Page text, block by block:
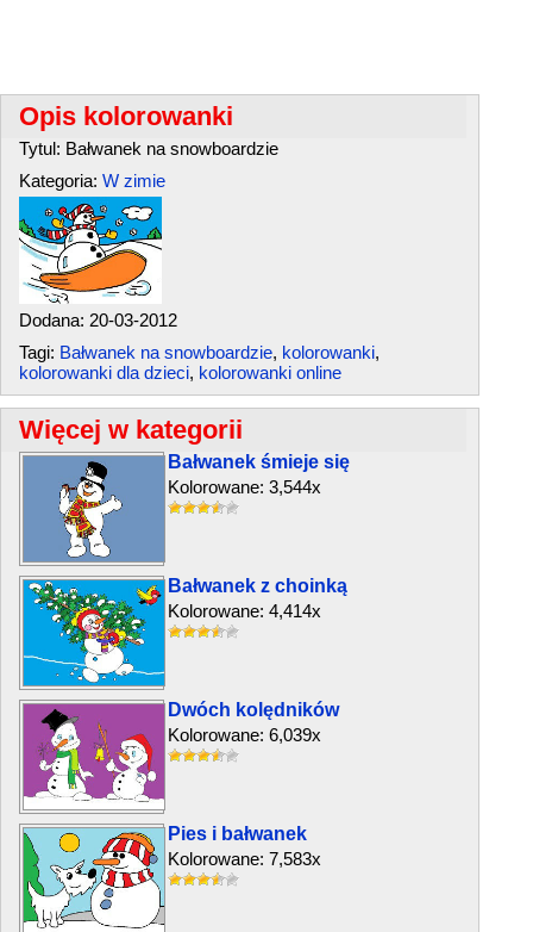
Opis kolorowanki
Tytul: Bałwanek na snowboardzie
Kategoria: W zimie
Dodana: 20-03-2012
Tagi: Bałwanek na snowboardzie, kolorowanki,
kolorowanki dla dzieci, kolorowanki online
Więcej w kategorii
Bałwanek śmieje się
Kolorowane: 3,544x
Bałwanek z choinką
Kolorowane: 4,414x
Dwóch kolędników
Kolorowane: 6,039x
Pies i bałwanek
Kolorowane: 7,583x